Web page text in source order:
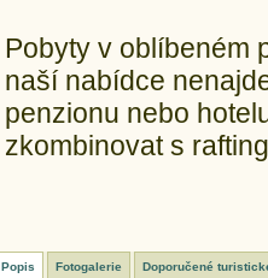
Pobyty v oblíbeném
naší nabídce
penzionu nebo
zkombinovat s
Popis Fotogalerie Doporučené